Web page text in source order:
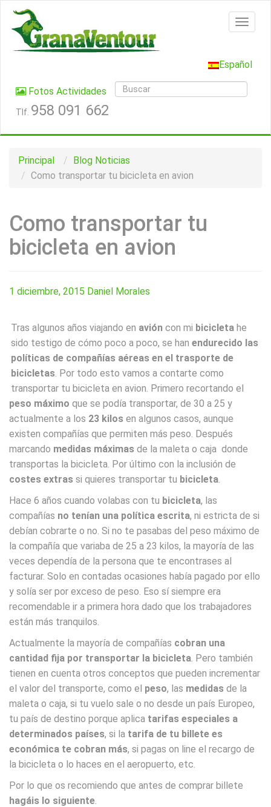
Español
Fotos Actividades
Tlf. 958 091 662
Principal Blog Noticias
Como transportar tu bicicleta en avion
Como transportar tu
bicicleta en avion
1 diciembre, 2015 Daniel Morales
Tras algunos años viajando en avión con mi bicicleta he
sido testigo de cómo poco a poco, se han endurecido las
políticas de compañías aéreas en el trasporte de
bicicletas. Por todo esto vamos a contarte como
transportar tu bicicleta en avion. Primero recortando el
peso máximo que se podía transportar, de 30 a 25 y
actualmente a los 23 kilos en algunos casos, aunque
existen compañías que permiten más peso. Después
marcando medidas máximas de la maleta o caja donde
transportas la bicicleta. Por último con la inclusión de
costes extras si quieres transportar tu bicicleta.
Hace 6 años cuando volabas con tu bicicleta, las
compañías no tenían una política escrita, ni estricta de si
debían cobrarte o no. Si no te pasabas del peso máximo de
la compañía que variaba de 25 a 23 kilos, la mayoría de las
veces dependía de la persona que te encontrases al
facturar. Solo en contadas ocasiones había pagado por ello
y solía ser por exceso de peso. Eso sí siempre era
recomendable ir a primera hora dado que los trabajadores
están más tranquilos.
Actualmente la mayoría de compañías cobran una
cantidad fija por transportar la bicicleta. Pero también
tienen en cuenta otros conceptos que pueden incrementar
el valor del transporte, como el peso, las medidas de la
maleta o caja, si tu vuelo sale o no desde un país Europeo,
tu país de destino porque aplica tarifas especiales a
determinados países, si la tarifa de tu billete es
económica te cobran más, si pagas on line el recargo de
la bicicleta o lo haces en el aeropuerto, etc.
Por lo que os recomiendo que antes de comprar billete
hagáis lo siguiente.